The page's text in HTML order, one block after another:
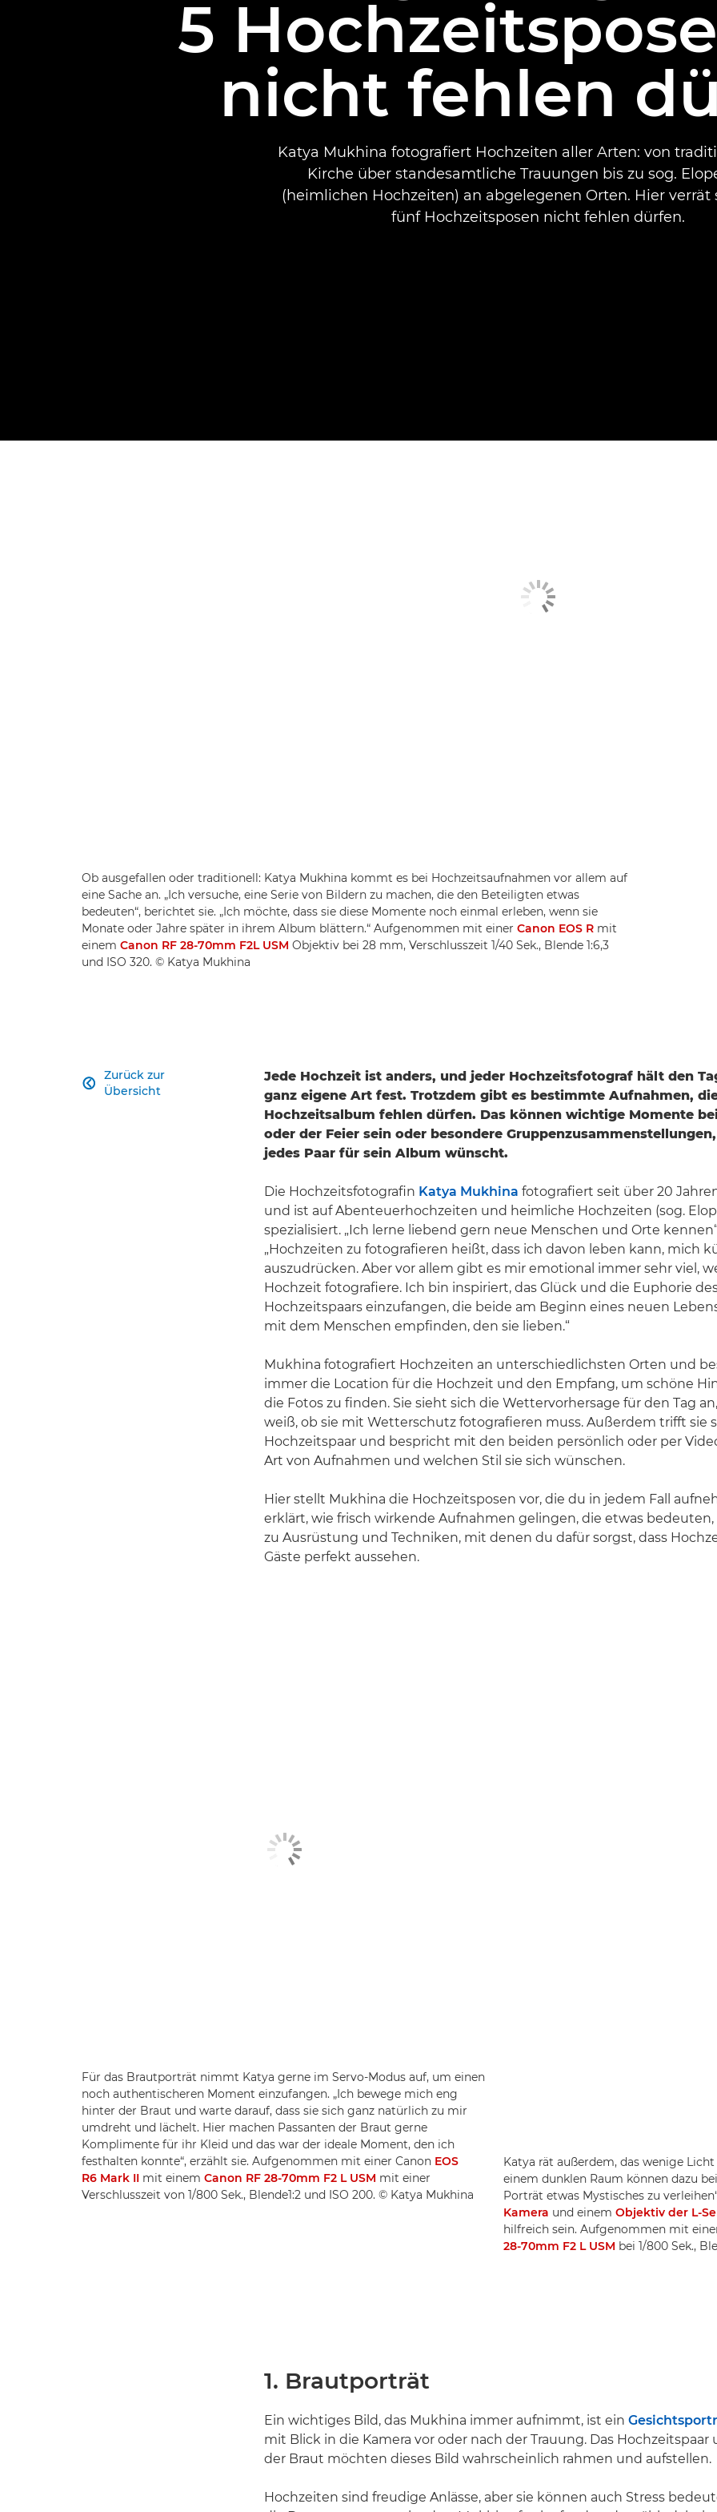
5
nicht fehlen
Katya Mukhina fotografiert Hochzeiten aller Arten: von
Kirche über standesamtliche Trauungen bis zu sog.
(heimlichen Hochzeiten) an abgelegenen Orten. Hier verrät
fünf Hochzeitsposen nicht fehlen dürfen.
Ob ausgefallen oder traditionell: Katya Mukhina kommt es bei Hochzeitsaufnahmen vor allem auf
eine Sache an. „Ich versuche, eine Serie von Bildern zu machen, die den Beteiligten etwas
bedeuten“, berichtet sie. „Ich möchte, dass sie diese Momente noch einmal erleben, wenn sie
Monate oder Jahre später in ihrem Album blättern.“ Aufgenommen mit einer Canon EOS R mit
einem Canon RF 28-70mm F2L USM Objektiv bei 28 mm, Verschlusszeit 1/40 Sek., Blende 1:6,3
und ISO 320. © Katya Mukhina
Zurück zur
Übersicht

Jede Hochzeit ist anders, und jeder Hochzeitsfotograf hält den
ganz eigene Art fest. Trotzdem gibt es bestimmte Aufnahmen,
Hochzeitsalbum fehlen dürfen. Das können wichtige Momente
oder der Feier sein oder besondere
jedes Paar für sein Album wünscht.
Die Hochzeitsfotografin Katya Mukhina fotografiert seit über 20
und ist auf Abenteuerhochzeiten und heimliche Hochzeiten (sog.
spezialisiert. „Ich lerne liebend gern neue Menschen und Orte
„Hochzeiten zu fotografieren heißt, dass ich davon leben kann, mich
auszudrücken. Aber vor allem gibt es mir emotional immer sehr viel,
Hochzeit fotografiere. Ich bin inspiriert, das Glück und die Euphorie
Hochzeitspaars einzufangen, die beide am Beginn eines neuen
mit dem Menschen empfinden, den sie lieben.“
Mukhina fotografiert Hochzeiten an unterschiedlichsten Orten und
immer die Location für die Hochzeit und den Empfang, um schöne
die Fotos zu finden. Sie sieht sich die Wettervorhersage für den Tag
weiß, ob sie mit Wetterschutz fotografieren muss. Außerdem trifft sie
Hochzeitspaar und bespricht mit den beiden persönlich oder per
Art von Aufnahmen und welchen Stil sie sich wünschen.
Hier stellt Mukhina die Hochzeitsposen vor, die du in jedem Fall
erklärt, wie frisch wirkende Aufnahmen gelingen, die etwas
zu Ausrüstung und Techniken, mit denen du dafür sorgst, dass
Gäste perfekt aussehen.
Für das Brautporträt nimmt Katya gerne im Servo-Modus auf, um einen
noch authentischeren Moment einzufangen. „Ich bewege mich eng
hinter der Braut und warte darauf, dass sie sich ganz natürlich zu mir
umdreht und lächelt. Hier machen Passanten der Braut gerne
Komplimente für ihr Kleid und das war der ideale Moment, den ich
festhalten konnte“, erzählt sie. Aufgenommen mit einer Canon EOS
R6 Mark II mit einem Canon RF 28-70mm F2 L USM mit einer
Verschlusszeit von 1/800 Sek., Blende1:2 und ISO 200. © Katya Mukhina
Katya rät außerdem, das wenige
einem dunklen Raum können dazu
Porträt etwas Mystisches zu
Kamera und einem Objektiv der L-
hilfreich sein. Aufgenommen mit
28-70mm F2 L USM bei 1/800 Sek.,
1. Brautporträt
Ein wichtiges Bild, das Mukhina immer aufnimmt, ist ein
mit Blick in die Kamera vor oder nach der Trauung. Das Hochzeitspaar
der Braut möchten dieses Bild wahrscheinlich rahmen und aufstellen.
Hochzeiten sind freudige Anlässe, aber sie können auch Stress